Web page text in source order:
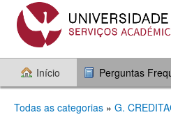
Início Perguntas
Todas as categorias » G.